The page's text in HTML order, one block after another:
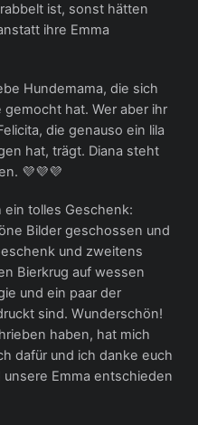
ist, sonst hätten
ihre Emma
Hundemama, die sich
gemocht hat. Wer aber ihr
die genauso ein lila
hat, trägt. Diana steht
💜💜💜
ein tolles Geschenk:
Bilder geschossen und
und zweitens
Bierkrug auf wessen
und ein paar der
sind. Wunderschön!
haben, hat mich
dafür und ich danke euch
Emma entschieden